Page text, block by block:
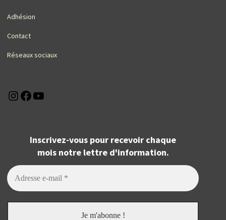
Adhésion
Contact
Réseaux sociaux
Instagram
Facebook
Inscrivez-vous pour recevoir chaque
mois notre lettre d'information.